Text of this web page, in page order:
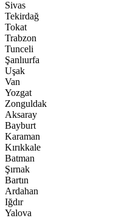
Sivas
Tekirdağ
Tokat
Trabzon
Tunceli
Şanlıurfa
Uşak
Van
Yozgat
Zonguldak
Aksaray
Bayburt
Karaman
Kırıkkale
Batman
Şırnak
Bartın
Ardahan
Iğdır
Yalova